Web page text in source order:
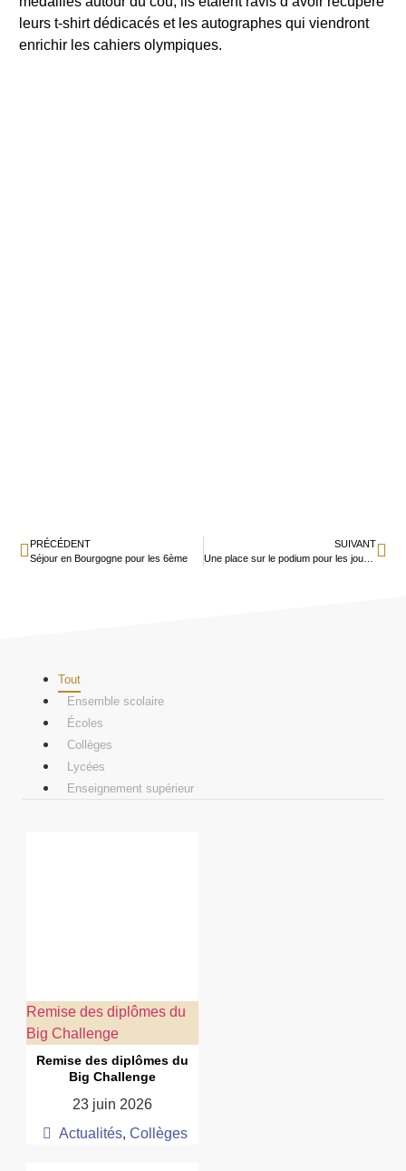
leurs t-shirt dédicacés et les autographes qui viendront
enrichir les cahiers olympiques.
PRÉCÉDENT
Séjour en Bourgogne pour les 6ème
SUIVANT
Une place sur le podium pour les joueurs d’échecs d’Ozanam
Tout
Ensemble scolaire
Écoles
Collèges
Lycées
Enseignement supérieur
Remise des diplômes du
Big Challenge
Remise des diplômes du
Big Challenge
23 juin 2026
Actualités, Collèges